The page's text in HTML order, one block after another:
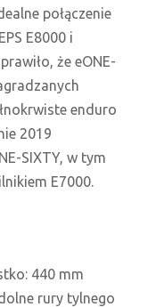
połączenie
E8000 i
że eONE-
enduro
2019
SIXTY, w tym
E7000.
440 mm
rury tylnego